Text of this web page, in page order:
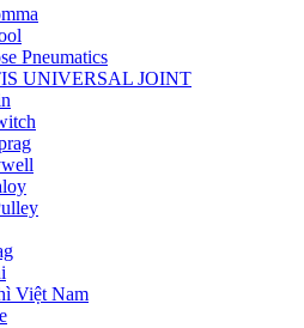
Pneumatics
UNIVERSAL JOINT
Việt Nam